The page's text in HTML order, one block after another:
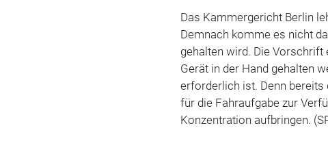
Das Kammergericht Berlin
Demnach komme es nicht
gehalten wird. Die Vorschrift
Gerät in der Hand gehalten
erforderlich ist. Denn bereits
für die Fahraufgabe zur
Konzentration aufbringen.